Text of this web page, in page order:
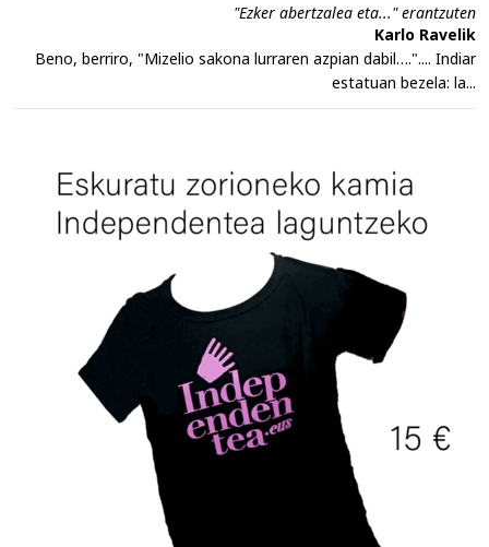
"Ezker abertzalea eta..." erantzuten
Karlo Ravelik
Beno, berriro, "Mizelio sakona lurraren azpian dabil….".... Indiar
estatuan bezela: la...